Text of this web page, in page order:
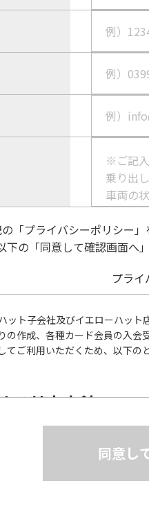
「プライバシーポリシー
下の「同意して確認画面へ
プライ
ット子会社及びイエローハッ
作成、各種カード会員の入会
てご利用いただくため、以下
る基本方針
遵守して、個人情報を適正に
同意し